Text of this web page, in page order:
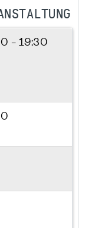
- 19:30